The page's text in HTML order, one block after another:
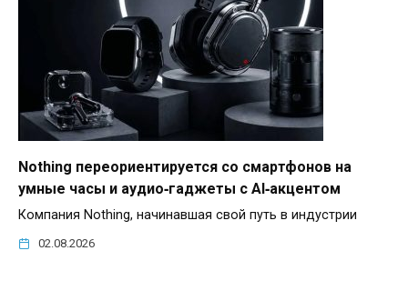
Nothing переориентируется со смартфонов на
умные часы и аудио‑гаджеты с AI‑акцентом
Компания Nothing, начинавшая свой путь в индустрии
02.08.2026